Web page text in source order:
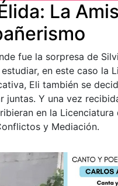
La
fue la sorpresa de
en este caso la
Eli también se
juntas. Y una vez
en la Licenciatura
y Mediación.